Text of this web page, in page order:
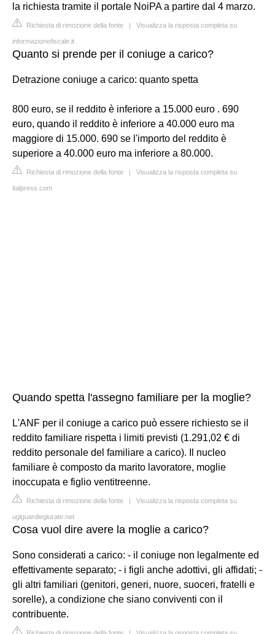
la richiesta tramite il portale NoiPA a partire dal 4 marzo.
Richiesta di rimozione della fonte | Visualizza la risposta completa su
informazionefiscale.it
Quanto si prende per il coniuge a carico?
Detrazione coniuge a carico: quanto spetta
800 euro, se il reddito è inferiore a 15.000 euro . 690
euro, quando il reddito è inferiore a 40.000 euro ma
maggiore di 15.000. 690 se l'importo del reddito è
superiore a 40.000 euro ma inferiore a 80.000.
Richiesta di rimozione della fonte | Visualizza la risposta completa su
italpress.com
Quando spetta l'assegno familiare per la moglie?
L'ANF per il coniuge a carico può essere richiesto se il
reddito familiare rispetta i limiti previsti (1.291,02 € di
reddito personale del familiare a carico). Il nucleo
familiare è composto da marito lavoratore, moglie
inoccupata e figlio ventitreenne.
Richiesta di rimozione della fonte | Visualizza la risposta completa su
uglguardiegiurate.net
Cosa vuol dire avere la moglie a carico?
Sono considerati a carico: - il coniuge non legalmente ed
effettivamente separato; - i figli anche adottivi, gli affidati; -
gli altri familiari (genitori, generi, nuore, suoceri, fratelli e
sorelle), a condizione che siano conviventi con il
contribuente.
Richiesta di rimozione della fonte | Visualizza la risposta completa su